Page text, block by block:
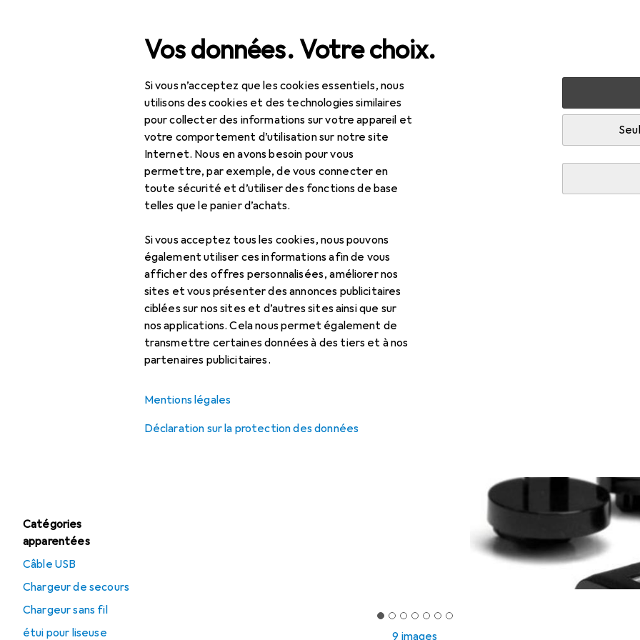
Vos données. Votre choix.
Si vous n’acceptez que les cookies essentiels, nous
utilisons des cookies et des technologies similaires
pour collecter des informations sur votre appareil et
votre comportement d’utilisation sur notre site
Internet. Nous en avons besoin pour vous
permettre, par exemple, de vous connecter en
toute sécurité et d’utiliser des fonctions de base
telles que le panier d’achats.
Si vous acceptez tous les cookies, nous pouvons
également utiliser ces informations afin de vous
afficher des offres personnalisées, améliorer nos
sites et vous présenter des annonces publicitaires
ciblées sur nos sites et d’autres sites ainsi que sur
nos applications. Cela nous permet également de
transmettre certaines données à des tiers et à nos
partenaires publicitaires.
Mentions légales
Déclaration sur la protection des données
Recherche
Catégories
apparentées
Câble USB
Chargeur de secours
Chargeur sans fil
étui pour liseuse
Alimentation Chargeurs Chargeur USB StarTech Chargeur USB 2 ports / Adaptateur secteur -
9 images